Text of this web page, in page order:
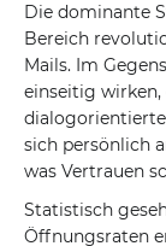
Die dominante
Bereich
Mails. Im
einseitig
sich persönlich
was Vertrauen
Statistisch
Öffnungsraten